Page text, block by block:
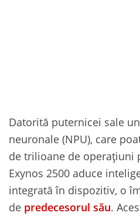
Datorită puternicei sale
neuronale (NPU), care
de trilioane de operațiuni
Exynos 2500 aduce
integrată în dispozitiv, o
de predecesorul său.